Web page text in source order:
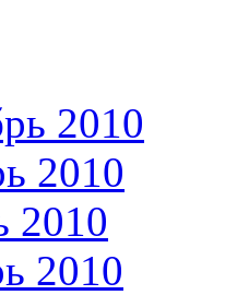
2010
2010
2010
2010